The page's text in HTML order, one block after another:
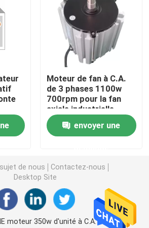
de C.C à C.A.
de l'unité centrale de
ventilateur
moteur électrique
un aimant permanent de C.C
Moteur de fan à C.A.
de 3 phases 1100w
700rpm pour la fan
axiale industrielle
envoyer une
de nous
Contactez-nous
Desktop Site
moteur 350w d'unité à C.A.